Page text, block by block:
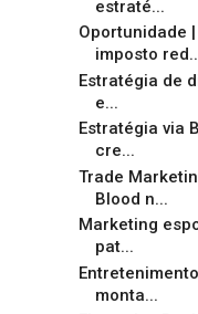
estraté...
Oportunidade
imposto
Estratégia de
e...
Estratégia via
cre...
Trade
Blood n...
Marketing
pat...
monta...